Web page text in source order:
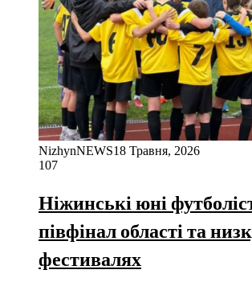
NizhynNEWS18 Травня, 2026
107
Ніжинські юні
півфінал області та
фестивалях